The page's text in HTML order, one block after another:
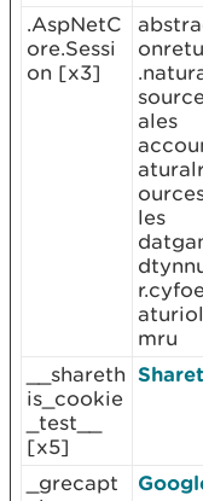
.AspNetC
ore.Sessi
on [x3]
ales
les
mru
__shareth
is_cookie
_test__
[x5]
_grecapt